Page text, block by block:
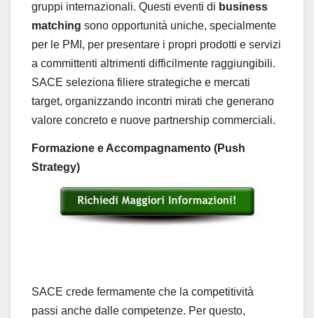
gruppi internazionali. Questi eventi di business
matching sono opportunità uniche, specialmente
per le PMI, per presentare i propri prodotti e servizi
a committenti altrimenti difficilmente raggiungibili.
SACE seleziona filiere strategiche e mercati
target, organizzando incontri mirati che generano
valore concreto e nuove partnership commerciali.
Formazione e Accompagnamento (Push
Strategy)
SACE crede fermamente che la competitività
passi anche dalle competenze. Per questo,